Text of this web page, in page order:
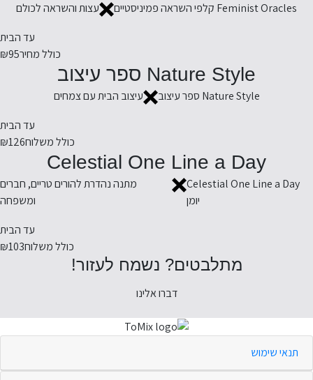
Feminist Oracles קלפי השראה פמיניסטיים
עצות והשראה לכולם
עד הבית
כולל מחיר₪95
Nature Style ספר עיצוב
Nature Style ספר עיצוב
עיצוב הבית עם צמחים
עד הבית
כולל משלוח₪126
Celestial One Line a Day
Celestial One Line a Day
יומן
מתנה נהדרת להורים טריים, חברים
ומשפחה
עד הבית
כולל משלוח₪103
מתלבטים? נשמח לעזור!
דברו אלינו
תנאי שימוש